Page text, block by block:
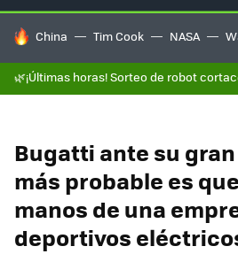
HOY SE HABLA DE
China Tim Cook NASA
🌿¡Últimas horas! Sorteo de robot
Bugatti ante su
más probable es
manos de una
deportivos